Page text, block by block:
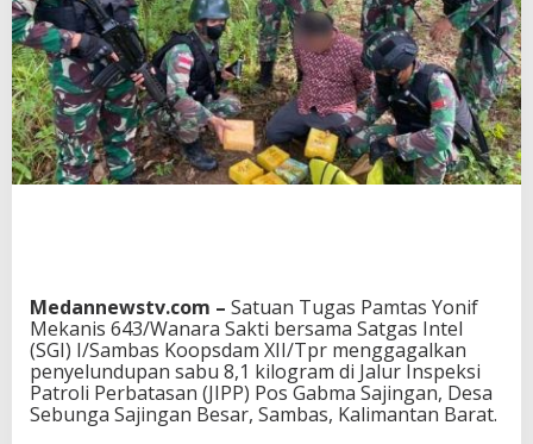
Medannewstv.com – Satuan Tugas Pamtas Yonif
Mekanis 643/Wanara Sakti bersama Satgas Intel
(SGI) I/Sambas Koopsdam XII/Tpr menggagalkan
penyelundupan sabu 8,1 kilogram di Jalur Inspeksi
Patroli Perbatasan (JIPP) Pos Gabma Sajingan, Desa
Sebunga Sajingan Besar, Sambas, Kalimantan Barat.